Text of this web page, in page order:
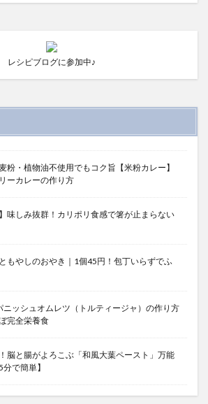
レシピブログに参加中♪
粉・植物油不使用でもコク旨【米粉カレー】
ーカレーの作り方
味しみ抜群！カリポリ食感で箸が止まらない
もやしのおやき｜1個45円！包丁いらずでふ
ッシュオムレツ（トルティージャ）の作り方
完全栄養食
脳と腸がよろこぶ「和風大葉ペースト」万能
で簡単】